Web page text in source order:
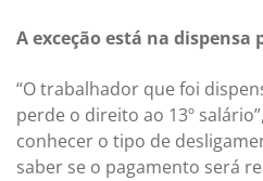
A exceção está na dispensa
“O trabalhador que foi
perde o direito ao 13º
conhecer o tipo de
saber se o pagamento será